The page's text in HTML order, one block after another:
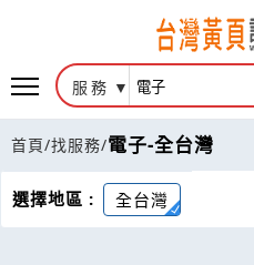
服務
首頁/找服務/電子-全台灣
選擇地區 : 全台灣